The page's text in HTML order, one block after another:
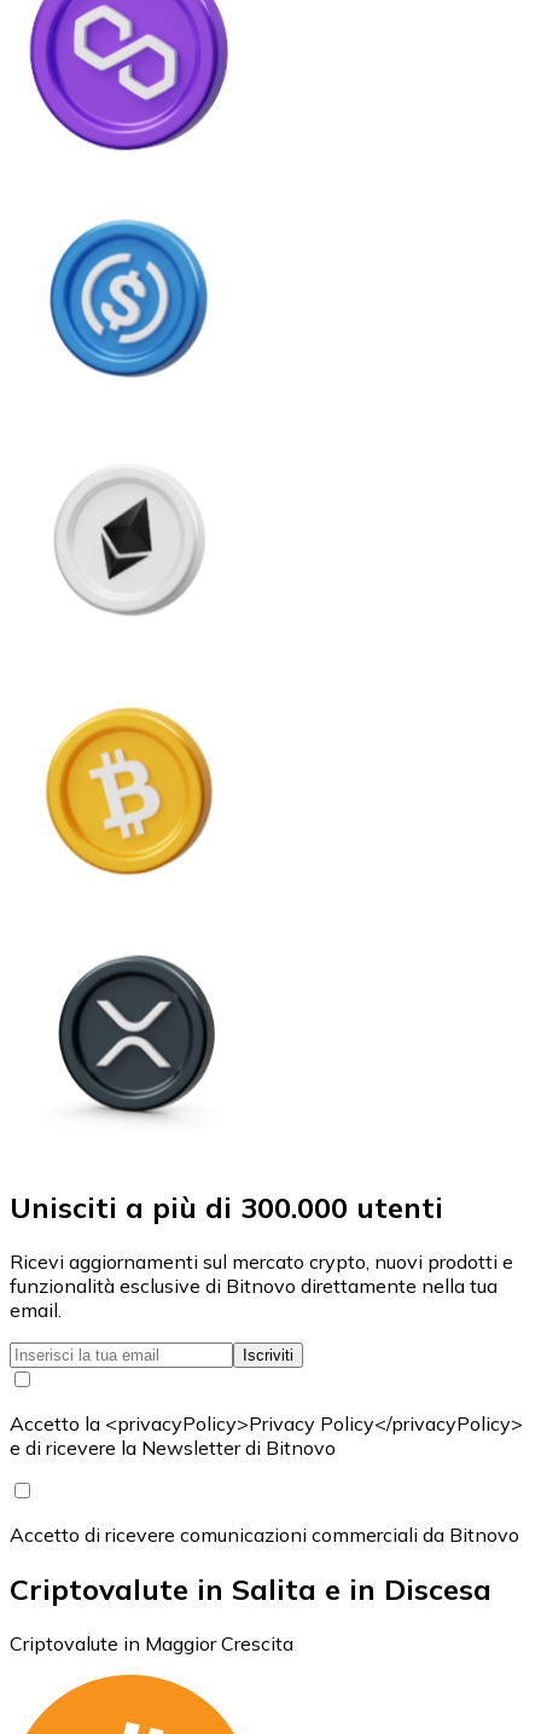
Unisciti a più di 300.000 utenti
Ricevi aggiornamenti sul mercato crypto, nuovi prodotti e
funzionalità esclusive di Bitnovo direttamente nella tua
email.
Iscriviti
Accetto la <privacyPolicy>Privacy Policy</privacyPolicy>
e di ricevere la Newsletter di Bitnovo
Accetto di ricevere comunicazioni commerciali da Bitnovo
Criptovalute in Salita e in Discesa
Criptovalute in Maggior Crescita